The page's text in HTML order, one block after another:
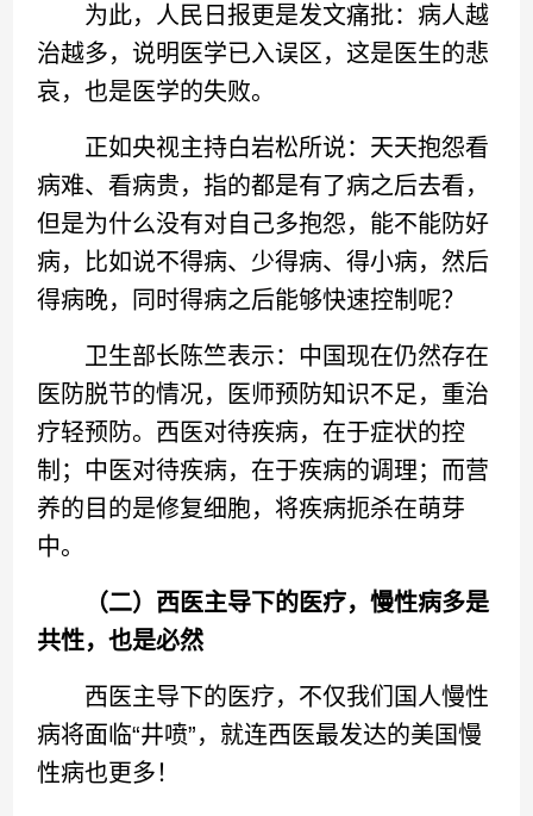
为此，人民日报更是发文痛批：病人越
治越多，说明医学已入误区，这是医生的悲
哀，也是医学的失败。
正如央视主持白岩松所说：天天抱怨看
病难、看病贵，指的都是有了病之后去看，
但是为什么没有对自己多抱怨，能不能防好
病，比如说不得病、少得病、得小病，然后
得病晚，同时得病之后能够快速控制呢？
卫生部长陈竺表示：中国现在仍然存在
医防脱节的情况，医师预防知识不足，重治
疗轻预防。西医对待疾病，在于症状的控
制；中医对待疾病，在于疾病的调理；而营
养的目的是修复细胞，将疾病扼杀在萌芽
中。
（二）西医主导下的医疗，慢性病多是
共性，也是必然
西医主导下的医疗，不仅我们国人慢性
病将面临“井喷”，就连西医最发达的美国慢
性病也更多！